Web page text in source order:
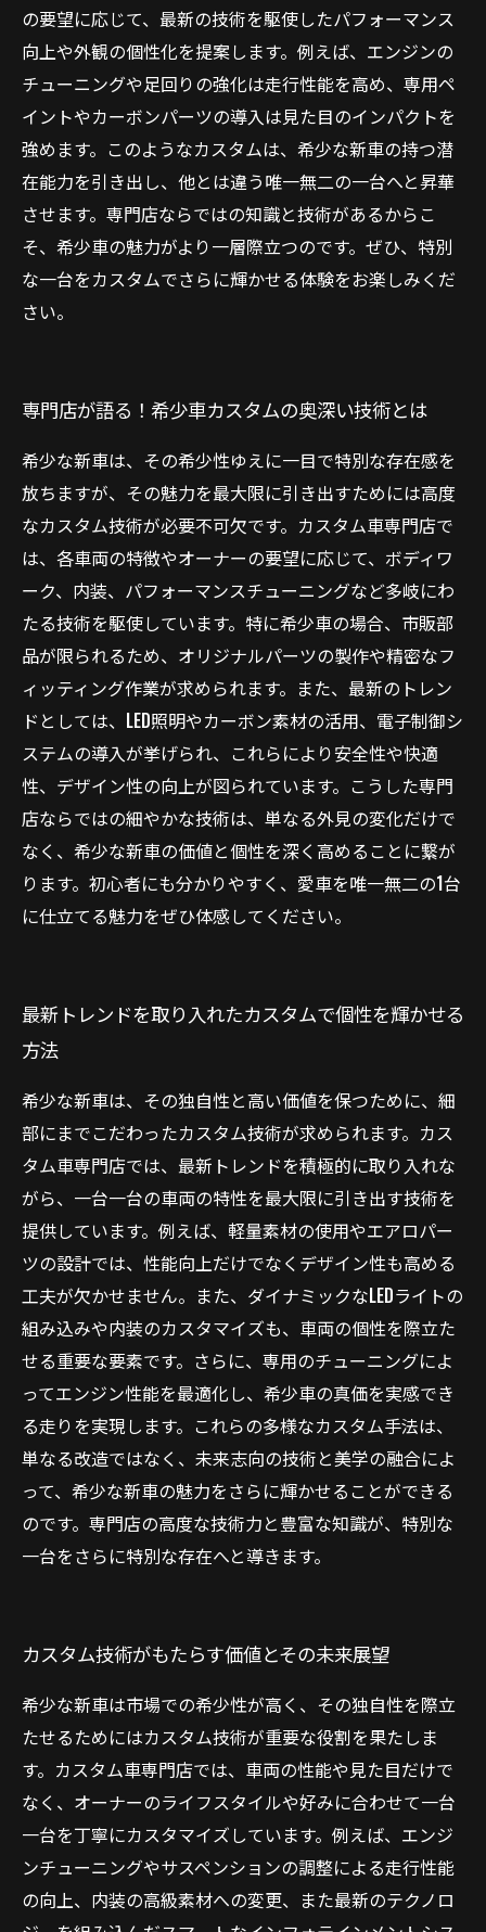
の要望に応じて、最新の技術を駆使したパフォーマンス
向上や外観の個性化を提案します。例えば、エンジンの
チューニングや足回りの強化は走行性能を高め、専用ペ
イントやカーボンパーツの導入は見た目のインパクトを
強めます。このようなカスタムは、希少な新車の持つ潜
在能力を引き出し、他とは違う唯一無二の一台へと昇華
させます。専門店ならではの知識と技術があるからこ
そ、希少車の魅力がより一層際立つのです。ぜひ、特別
な一台をカスタムでさらに輝かせる体験をお楽しみくだ
さい。
専門店が語る！希少車カスタムの奥深い技術とは
希少な新車は、その希少性ゆえに一目で特別な存在感を
放ちますが、その魅力を最大限に引き出すためには高度
なカスタム技術が必要不可欠です。カスタム車専門店で
は、各車両の特徴やオーナーの要望に応じて、ボディワ
ーク、内装、パフォーマンスチューニングなど多岐にわ
たる技術を駆使しています。特に希少車の場合、市販部
品が限られるため、オリジナルパーツの製作や精密なフ
ィッティング作業が求められます。また、最新のトレン
ドとしては、LED照明やカーボン素材の活用、電子制御シ
ステムの導入が挙げられ、これらにより安全性や快適
性、デザイン性の向上が図られています。こうした専門
店ならではの細やかな技術は、単なる外見の変化だけで
なく、希少な新車の価値と個性を深く高めることに繋が
ります。初心者にも分かりやすく、愛車を唯一無二の1台
に仕立てる魅力をぜひ体感してください。
最新トレンドを取り入れたカスタムで個性を輝かせる
方法
希少な新車は、その独自性と高い価値を保つために、細
部にまでこだわったカスタム技術が求められます。カス
タム車専門店では、最新トレンドを積極的に取り入れな
がら、一台一台の車両の特性を最大限に引き出す技術を
提供しています。例えば、軽量素材の使用やエアロパー
ツの設計では、性能向上だけでなくデザイン性も高める
工夫が欠かせません。また、ダイナミックなLEDライトの
組み込みや内装のカスタマイズも、車両の個性を際立た
せる重要な要素です。さらに、専用のチューニングによ
ってエンジン性能を最適化し、希少車の真価を実感でき
る走りを実現します。これらの多様なカスタム手法は、
単なる改造ではなく、未来志向の技術と美学の融合によ
って、希少な新車の魅力をさらに輝かせることができる
のです。専門店の高度な技術力と豊富な知識が、特別な
一台をさらに特別な存在へと導きます。
カスタム技術がもたらす価値とその未来展望
希少な新車は市場での希少性が高く、その独自性を際立
たせるためにはカスタム技術が重要な役割を果たしま
す。カスタム車専門店では、車両の性能や見た目だけで
なく、オーナーのライフスタイルや好みに合わせて一台
一台を丁寧にカスタマイズしています。例えば、エンジ
ンチューニングやサスペンションの調整による走行性能
の向上、内装の高級素材への変更、また最新のテクノロ